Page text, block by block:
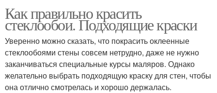
Как правильно красить
стеклообои. Подходящие краски
Уверенно можно сказать, что покрасить оклеенные
стеклообоями стены совсем нетрудно, даже не нужно
заканчиваться специальные курсы маляров. Однако
желательно выбрать подходящую краску для стен, чтобы
она отлично смотрелась и хорошо держалась.